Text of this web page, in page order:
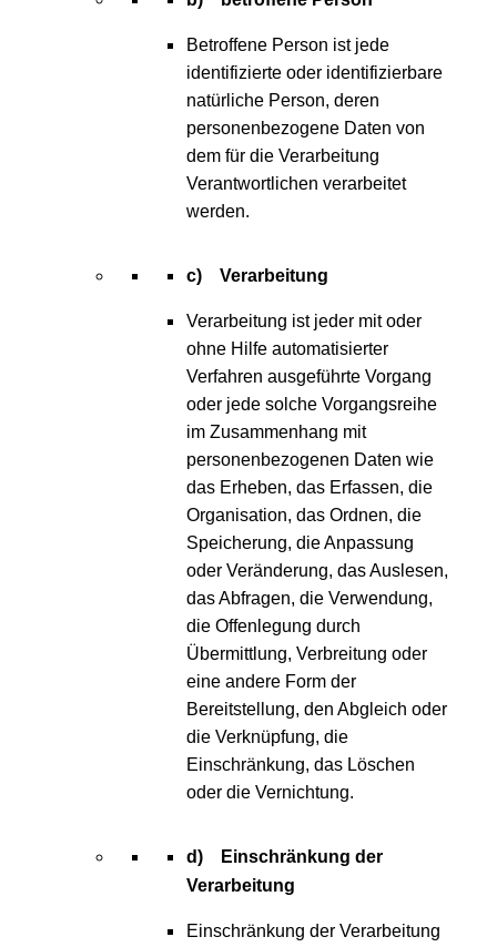
Betroffene Person ist jede
identifizierte oder identifizierbare
natürliche Person, deren
personenbezogene Daten von
dem für die Verarbeitung
Verantwortlichen verarbeitet
werden.
c) Verarbeitung
Verarbeitung ist jeder mit oder
ohne Hilfe automatisierter
Verfahren ausgeführte Vorgang
oder jede solche Vorgangsreihe
im Zusammenhang mit
personenbezogenen Daten wie
das Erheben, das Erfassen, die
Organisation, das Ordnen, die
Speicherung, die Anpassung
oder Veränderung, das Auslesen,
das Abfragen, die Verwendung,
die Offenlegung durch
Übermittlung, Verbreitung oder
eine andere Form der
Bereitstellung, den Abgleich oder
die Verknüpfung, die
Einschränkung, das Löschen
oder die Vernichtung.
d) Einschränkung der
Verarbeitung
Einschränkung der Verarbeitung